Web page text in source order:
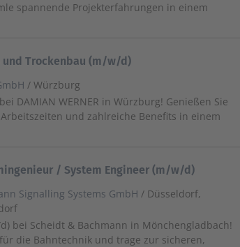
spannende Projekterfahrungen in einem
und Trockenbau (m/w/d)
/ Würzburg
DAMIAN WERNER in Würzburg! Genießen Sie
und zahlreiche Benefits in einem
/ System Engineer (m/w/d)
Signalling Systems GmbH / Düsseldorf,
bei Scheidt & Bachmann in Mönchengladbach!
die Bahntechnik und trage zur sicheren,